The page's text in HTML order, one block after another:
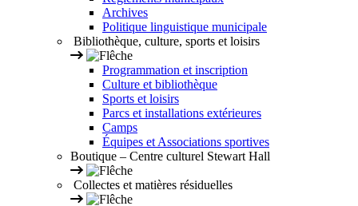
Archives
Politique linguistique municipale
Bibliothèque, culture, sports et loisirs
Programmation et inscription
Culture et bibliothèque
Sports et loisirs
Parcs et installations extérieures
Camps
Équipes et Associations sportives
Boutique – Centre culturel Stewart Hall
Collectes et matières résiduelles